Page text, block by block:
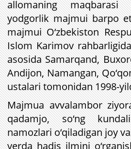
allomaning maqbarasi
yodgorlik majmui barpo
majmui O‘zbekiston
Islom Karimov
asosida Samarqand,
Andijon, Namangan,
ustalari tomonidan 1998-
Majmua avvalambor
qadamjo, so‘ng
namozlari o‘qiladigan joy
yerda hadis ilmini